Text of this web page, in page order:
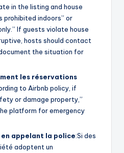
in the listing and house
prohibited indoors” or
If guests violate house
hosts should contact
the situation for
les réservations
to Airbnb policy, if
or damage property,”
platform for emergency
en appelant la police:Si des
adoptent un